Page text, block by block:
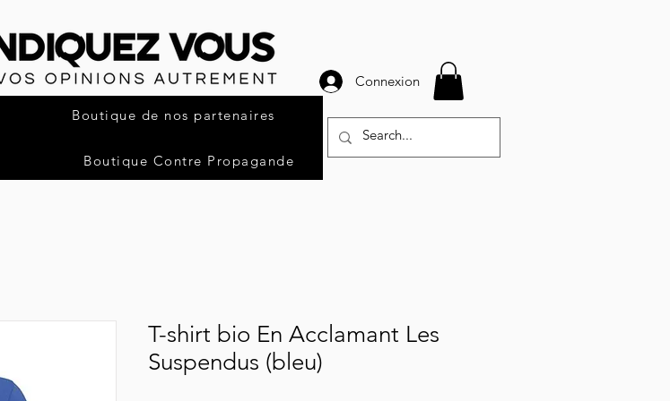
Boutique de nos partenaires
Boutique Contre Propagande
Connexion
T-shirt bio En Acclamant Les
Suspendus (bleu)